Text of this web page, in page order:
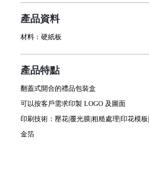
產品資料
材料： 硬紙板
產品特點
翻蓋式開合的禮品包裝盒
可以按客戶需求印製 LOGO 及圖面
印刷技術：壓花|覆光膜|粗糙處理|印花模板
金箔